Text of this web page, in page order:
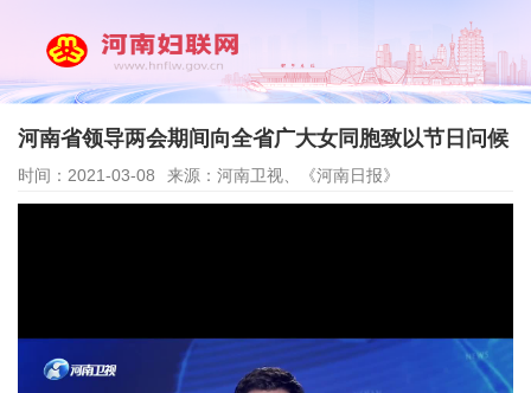
河南省领导两会期间向全省广大女同胞致以节日问候
时间：2021-03-08 来源：河南卫视、《河南日报》